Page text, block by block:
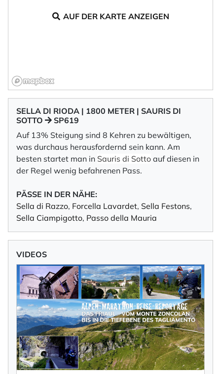
AUF DER KARTE ANZEIGEN
SELLA DI RIODA | 1800 METER | SAURIS DI
SOTTO
SP619
Auf 13% Steigung sind 8 Kehren zu bewältigen,
was durchaus herausfordernd sein kann. Am
besten startet man in Sauris di Sotto auf diesen in
der Regel wenig befahrenen Pass.
PÄSSE IN DER NÄHE:
Sella di Razzo, Forcella Lavardet, Sella Festons,
Sella Ciampigotto, Passo della Mauria
VIDEOS